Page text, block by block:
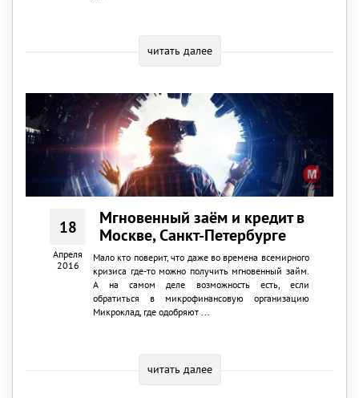
читать далее
18
Апреля
2016
Мгновенный заём и кредит в
Москве, Санкт-Петербурге
Мало кто поверит, что даже во времена всемирного
кризиса где-то можно получить мгновенный займ.
А на самом деле возможность есть, если
обратиться в микрофинансовую организацию
Микроклад, где одобряют ...
читать далее